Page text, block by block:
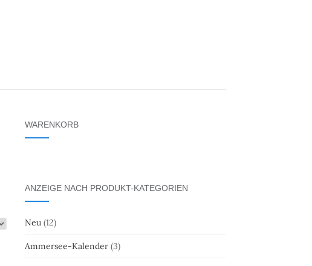
WARENKORB
ANZEIGE NACH PRODUKT-KATEGORIEN
Neu (12)
Ammersee-Kalender (3)